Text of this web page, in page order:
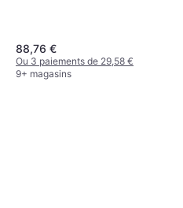
88,76 €
Ou 3 paiements de 29,58 €
9+ magasins